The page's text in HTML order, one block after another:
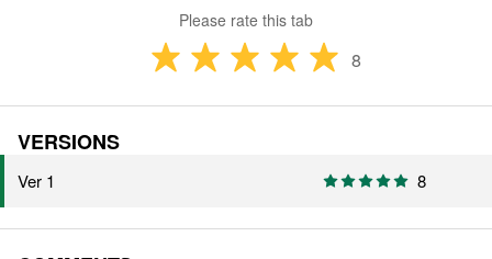
Please rate this tab
8
VERSIONS
Ver 1 8